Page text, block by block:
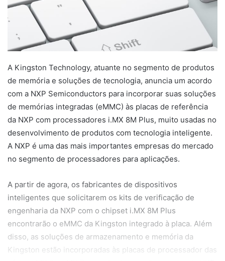
A Kingston Technology, atuante no segmento de produtos
de memória e soluções de tecnologia, anuncia um acordo
com a NXP Semiconductors para incorporar suas soluções
de memórias integradas (eMMC) às placas de referência
da NXP com processadores i.MX 8M Plus, muito usadas no
desenvolvimento de produtos com tecnologia inteligente.
A NXP é uma das mais importantes empresas do mercado
no segmento de processadores para aplicações.
A partir de agora, os fabricantes de dispositivos
inteligentes que solicitarem os kits de verificação de
engenharia da NXP com o chipset i.MX 8M Plus
encontrarão o eMMC da Kingston integrado à placa. Além
disso, as soluções de armazenamento e memória da
Kingston estão incorporadas às placas de processador das